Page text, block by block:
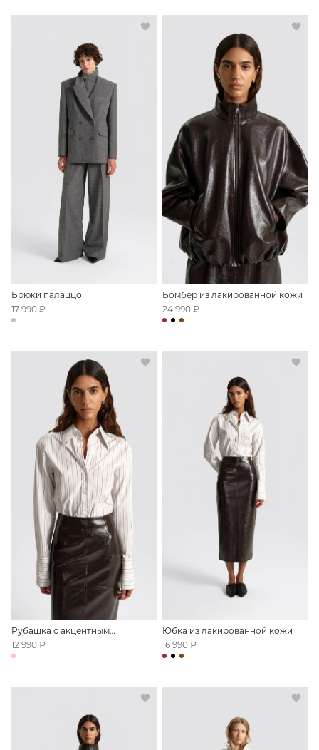
17 990 ₽
Бомбер из лакированной кожи
24 990 ₽
Рубашка с акцентным
12 990 ₽
16 990 ₽